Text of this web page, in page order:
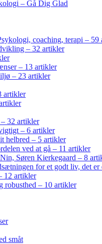
– Gå Dig Glad
coaching, terapi – 59
– 32 artikler
– 13 artikler
– 23 artikler
artikler
32 artikler
– 6 artikler
helbred – 5 artikler
ved at gå – 11 artikler
Søren Kierkegaard – 8
for et godt liv, det
12 artikler
robusthed – 10 artikler
småt